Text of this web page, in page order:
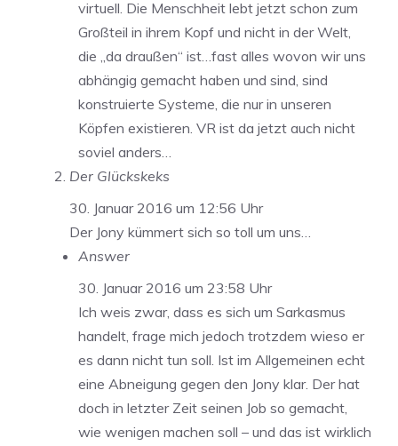
virtuell. Die Menschheit lebt jetzt schon zum
Großteil in ihrem Kopf und nicht in der Welt,
die „da draußen“ ist…fast alles wovon wir uns
abhängig gemacht haben und sind, sind
konstruierte Systeme, die nur in unseren
Köpfen existieren. VR ist da jetzt auch nicht
soviel anders…
Der Glückskeks
30. Januar 2016 um 12:56 Uhr
Der Jony kümmert sich so toll um uns…
Answer
30. Januar 2016 um 23:58 Uhr
Ich weis zwar, dass es sich um Sarkasmus
handelt, frage mich jedoch trotzdem wieso er
es dann nicht tun soll. Ist im Allgemeinen echt
eine Abneigung gegen den Jony klar. Der hat
doch in letzter Zeit seinen Job so gemacht,
wie wenigen machen soll – und das ist wirklich